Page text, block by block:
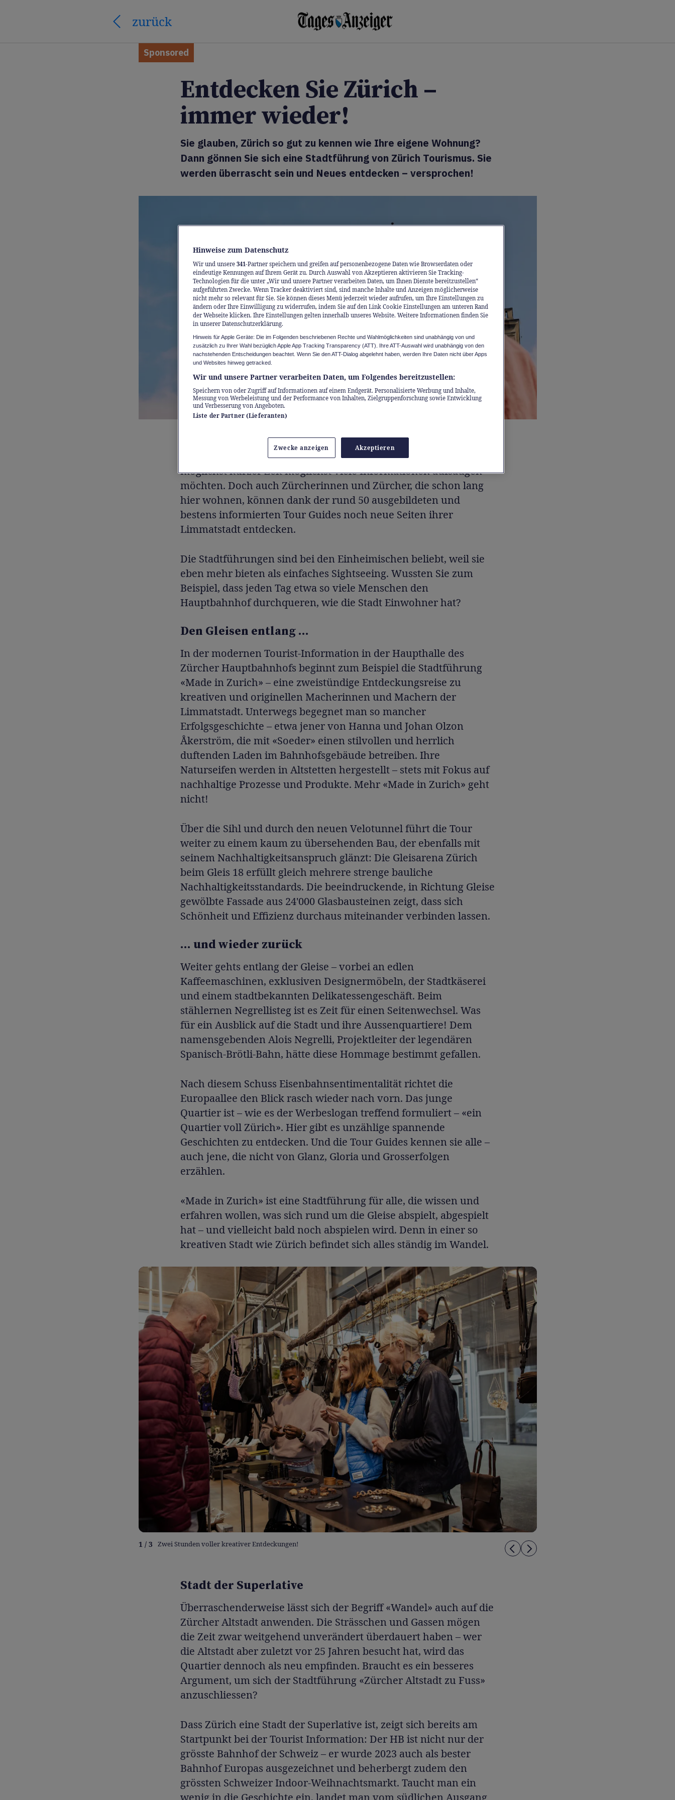
zurück
Sponsored
Entdecken Sie Zürich –
immer wieder!
Sie glauben, Zürich so gut zu kennen wie Ihre eigene Wohnung?
Dann gönnen Sie sich eine Stadtführung von Zürich Tourismus. Sie
werden überrascht sein und Neues entdecken – versprochen!
Bei den Stadtführungen von Zürich Tourismus bestehen die
Gruppen naturgemäss grösstenteils aus Touristen, die in
möglichst kurzer Zeit möglichst viele Informationen aufsaugen
möchten. Doch auch Zürcherinnen und Zürcher, die schon lang
hier wohnen, können dank der rund 50 ausgebildeten und
bestens informierten Tour Guides noch neue Seiten ihrer
Limmatstadt entdecken.
Die Stadtführungen sind bei den Einheimischen beliebt, weil sie
eben mehr bieten als einfaches Sightseeing. Wussten Sie zum
Beispiel, dass jeden Tag etwa so viele Menschen den
Hauptbahnhof durchqueren, wie die Stadt Einwohner hat?
Den Gleisen entlang …
In der modernen Tourist-Information in der Haupthalle des
Zürcher Hauptbahnhofs beginnt zum Beispiel die Stadtführung
«Made in Zurich» – eine zweistündige Entdeckungsreise zu
kreativen und originellen Macherinnen und Machern der
Limmatstadt. Unterwegs begegnet man so mancher
Erfolgsgeschichte – etwa jener von Hanna und Johan Olzon
Åkerström, die mit «Soeder» einen stilvollen und herrlich
duftenden Laden im Bahnhofsgebäude betreiben. Ihre
Naturseifen werden in Altstetten hergestellt – stets mit Fokus auf
nachhaltige Prozesse und Produkte. Mehr «Made in Zurich» geht
nicht!
Über die Sihl und durch den neuen Velotunnel führt die Tour
weiter zu einem kaum zu übersehenden Bau, der ebenfalls mit
seinem Nachhaltigkeitsanspruch glänzt: Die Gleisarena Zürich
beim Gleis 18 erfüllt gleich mehrere strenge bauliche
Nachhaltigkeitsstandards. Die beeindruckende, in Richtung Gleise
gewölbte Fassade aus 24'000 Glasbausteinen zeigt, dass sich
Schönheit und Effizienz durchaus miteinander verbinden lassen.
… und wieder zurück
Weiter gehts entlang der Gleise – vorbei an edlen
Kaffeemaschinen, exklusiven Designermöbeln, der Stadtkäserei
und einem stadtbekannten Delikatessengeschäft. Beim
stählernen Negrellisteg ist es Zeit für einen Seitenwechsel. Was
für ein Ausblick auf die Stadt und ihre Aussenquartiere! Dem
namensgebenden Alois Negrelli, Projektleiter der legendären
Spanisch-Brötli-Bahn, hätte diese Hommage bestimmt gefallen.
Nach diesem Schuss Eisenbahnsentimentalität richtet die
Europaallee den Blick rasch wieder nach vorn. Das junge
Quartier ist – wie es der Werbeslogan treffend formuliert – «ein
Quartier voll Zürich». Hier gibt es unzählige spannende
Geschichten zu entdecken. Und die Tour Guides kennen sie alle –
auch jene, die nicht von Glanz, Gloria und Grosserfolgen
erzählen.
«Made in Zurich» ist eine Stadtführung für alle, die wissen und
erfahren wollen, was sich rund um die Gleise abspielt, abgespielt
hat – und vielleicht bald noch abspielen wird. Denn in einer so
kreativen Stadt wie Zürich befindet sich alles ständig im Wandel.
1 / 3 Zwei Stunden voller kreativer Entdeckungen!
Stadt der Superlative
Überraschenderweise lässt sich der Begriff «Wandel» auch auf die
Zürcher Altstadt anwenden. Die Strässchen und Gassen mögen
die Zeit zwar weitgehend unverändert überdauert haben – wer
die Altstadt aber zuletzt vor 25 Jahren besucht hat, wird das
Quartier dennoch als neu empfinden. Braucht es ein besseres
Argument, um sich der Stadtführung «Zürcher Altstadt zu Fuss»
anzuschliessen?
Dass Zürich eine Stadt der Superlative ist, zeigt sich bereits am
Startpunkt bei der Tourist Information: Der HB ist nicht nur der
grösste Bahnhof der Schweiz – er wurde 2023 auch als bester
Bahnhof Europas ausgezeichnet und beherbergt zudem den
grössten Schweizer Indoor-Weihnachtsmarkt. Taucht man ein
wenig in die Geschichte ein, landet man vom südlichen Ausgang
Hinweise zum Datenschutz
Wir und unsere 341-Partner speichern und greifen auf personenbezogene Daten wie Browserdaten oder
eindeutige Kennungen auf Ihrem Gerät zu. Durch Auswahl von Akzeptieren aktivieren Sie Tracking-
Technologien für die unter „Wir und unsere Partner verarbeiten Daten, um Ihnen Dienste bereitzustellen“
aufgeführten Zwecke. Wenn Tracker deaktiviert sind, sind manche Inhalte und Anzeigen möglicherweise
nicht mehr so relevant für Sie. Sie können dieses Menü jederzeit wieder aufrufen, um Ihre Einstellungen zu
ändern oder Ihre Einwilligung zu widerrufen, indem Sie auf den Link Cookie Einstellungen am unteren Rand
der Webseite klicken. Ihre Einstellungen gelten innerhalb unseres Website. Weitere Informationen finden Sie
in unserer Datenschutzerklärung.
Hinweis für Apple Geräte: Die im Folgenden beschriebenen Rechte und Wahlmöglichkeiten sind unabhängig von und
zusätzlich zu Ihrer Wahl bezüglich Apple App Tracking Transparency (ATT). Ihre ATT-Auswahl wird unabhängig von den
nachstehenden Entscheidungen beachtet. Wenn Sie den ATT-Dialog abgelehnt haben, werden Ihre Daten nicht über Apps
und Websites hinweg getracked.
Wir und unsere Partner verarbeiten Daten, um Folgendes bereitzustellen:
Speichern von oder Zugriff auf Informationen auf einem Endgerät. Personalisierte Werbung und Inhalte,
Messung von Werbeleistung und der Performance von Inhalten, Zielgruppenforschung sowie Entwicklung
und Verbesserung von Angeboten.
Liste der Partner (Lieferanten)
Zwecke anzeigen Akzeptieren